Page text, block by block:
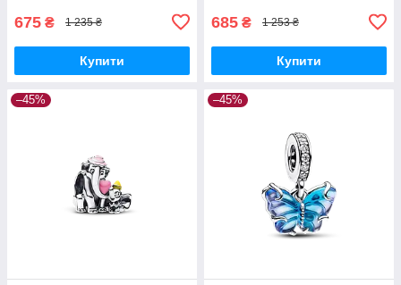
675 ₴ 1 235 ₴
Купити
685 ₴ 1 253 ₴
Купити
–45% –45%